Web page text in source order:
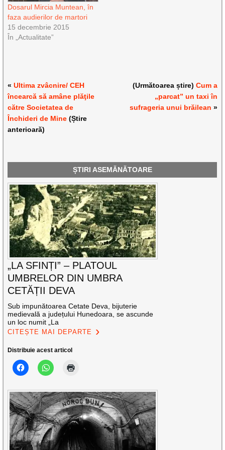
Dosarul Mircia Muntean, în
faza audierilor de martori
15 decembrie 2015
În „Actualitate”
«Ultima zvâcnire/ CEH
încearcă să amâne plăţile
către Societatea de
Închideri de Mine (Știre
anterioară)
(Următoarea știre) Cum a
„parcat” un taxi în
sufrageria unui brăilean »
ȘTIRI ASEMĂNĂTOARE
„LA SFINȚI” – PLATOUL
UMBRELOR DIN UMBRA
CETĂȚII DEVA
Sub impunătoarea Cetate Deva, bijuterie
medievală a județului Hunedoara, se ascunde
un loc numit „La
CITEȘTE MAI DEPARTE
Distribuie acest articol